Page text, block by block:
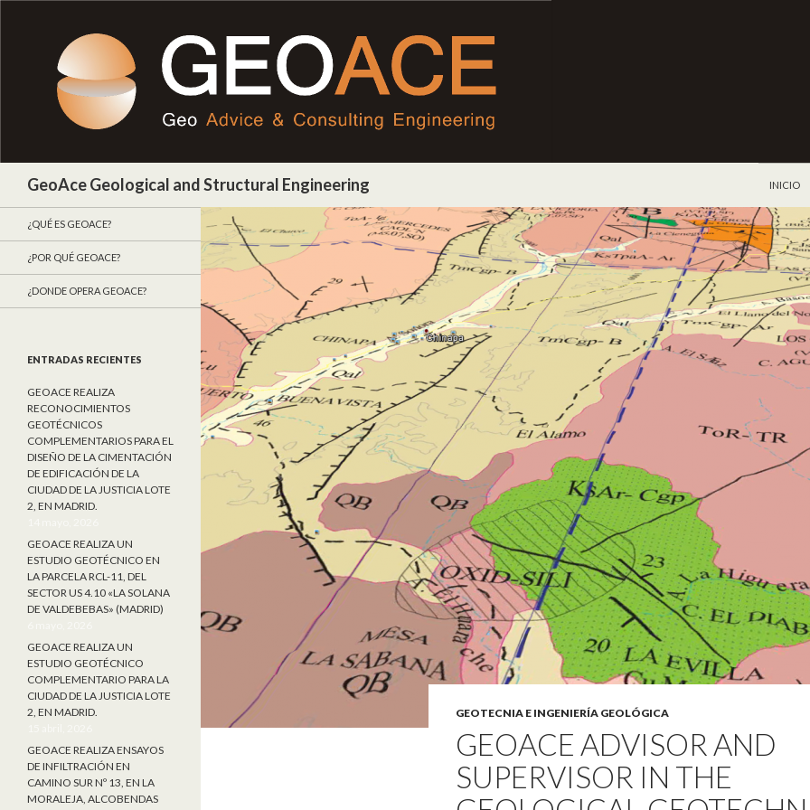
GeoAce Geological and Structural Engineering
INICIO
GEOTECNIA E INGENIERÍA GEOLÓGICA
GEOACE ADVISOR AND
SUPERVISOR IN THE
¿QUÉ ES GEOACE?
¿POR QUÉ GEOACE?
¿DONDE OPERA GEOACE?
ENTRADAS RECIENTES
GEOACE REALIZA
RECONOCIMIENTOS
GEOTÉCNICOS
COMPLEMENTARIOS PARA EL
DISEÑO DE LA CIMENTACIÓN
DE EDIFICACIÓN DE LA
CIUDAD DE LA JUSTICIA LOTE
2, EN MADRID.
GEOACE REALIZA UN
ESTUDIO GEOTÉCNICO EN
LA PARCELA RCL-11, DEL
SECTOR US 4.10 «LA SOLANA
DE VALDEBEBAS» (MADRID)
GEOACE REALIZA UN
ESTUDIO GEOTÉCNICO
COMPLEMENTARIO PARA LA
CIUDAD DE LA JUSTICIA LOTE
2, EN MADRID.
GEOACE REALIZA ENSAYOS
DE INFILTRACIÓN EN
CAMINO SUR Nº 13, EN LA
MORALEJA, ALCOBENDAS